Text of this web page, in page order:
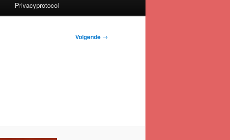
Privacyprotocol
Volgende →